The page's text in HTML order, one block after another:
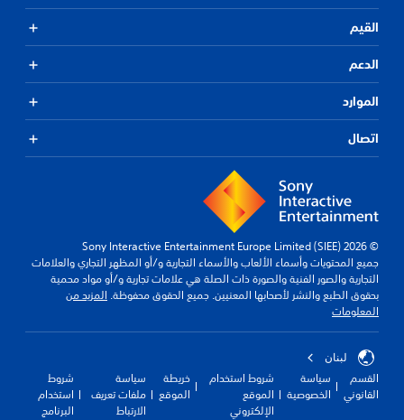
القيم
الدعم
الموارد
اتصال
© 2026 Sony Interactive Entertainment Europe Limited (SIEE)
جميع المحتويات وأسماء الألعاب والأسماء التجارية و/أو المظهر التجاري والعلامات
التجارية والصور الفنية والصورة ذات الصلة هي علامات تجارية و/أو مواد محمية
بحقوق الطبع والنشر لأصحابها المعنيين. جميع الحقوق محفوظة. المزيد من
المعلومات
لبنان
القسم
القانوني
سياسة
الخصوصية
شروط استخدام
الموقع
الإلكتروني
خريطة
الموقع
سياسة
ملفات تعريف
الارتباط
شروط
استخدام
البرنامج